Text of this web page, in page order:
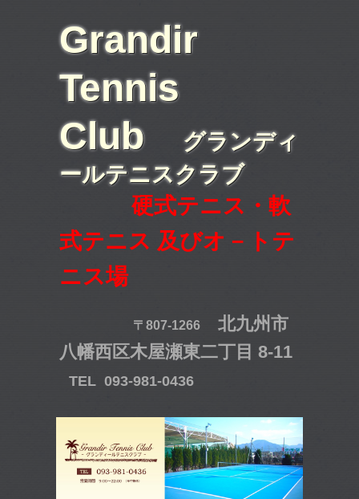
Grandir
Tennis
Club
グランディ
ールテニスクラブ
硬式テニス・軟
式テニス 及びオ－トテ
ニス場
〒807-1266
北九州市
八幡西区木屋瀬東二丁目 8-11
TEL 093-981-0436